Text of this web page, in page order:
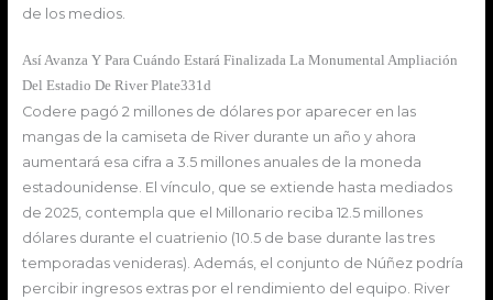
de los medios.
Así Avanza Y Para Cuándo Estará Finalizada La Monumental Ampliación
Del Estadio De River Plate331d
Codere pagó 2 millones de dólares por aparecer en las
mangas de la camiseta de River durante un año y ahora
aumentará esa cifra a 3.5 millones anuales de la moneda
estadounidense. El vínculo, que se extiende hasta mediados
de 2025, contempla que el Millonario reciba 12.5 millones
dólares durante el cuatrienio (10.5 de base durante las tres
temporadas venideras). Además, el conjunto de Núñez podría
percibir ingresos extras por el rendimiento del equipo. River